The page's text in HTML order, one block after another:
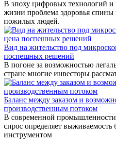
В эпоху цифровых технологий и
жизни проблема здоровья спины
пожилых людей.
Вид на жительство под
поспешных решений
В погоне за возможностью
стране многие инвесторы
Баланс между заказом и
производственным потоком
В современной промышленности,
спрос определяет
инструментом